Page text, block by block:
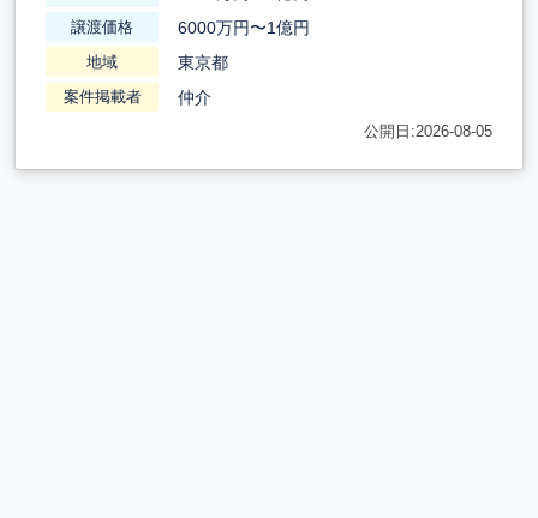
譲渡価格 6000万円〜1億円
地域 東京都
案件掲載者 仲介
公開日:2026-08-05